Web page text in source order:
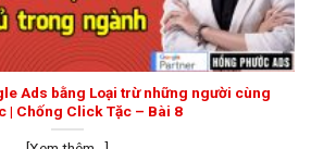
Ads bằng Loại trừ những người cùng
| Chống Click Tặc – Bài 8